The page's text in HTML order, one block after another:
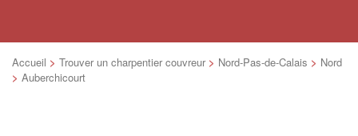
Accueil > Trouver un charpentier couvreur > Nord-Pas-de-Calais > Nord
> Auberchicourt